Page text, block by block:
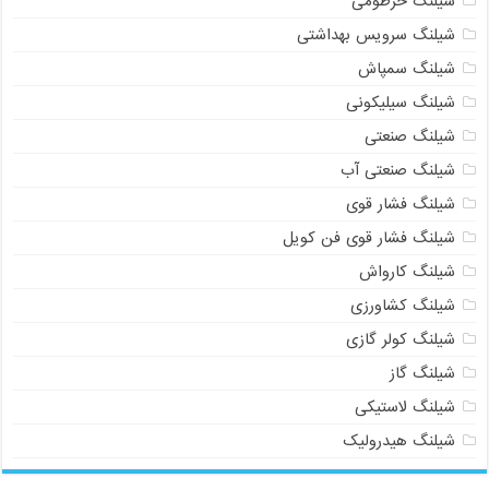
شیلنگ سرویس بهداشتی
شیلنگ سمپاش
شیلنگ سیلیکونی
شیلنگ صنعتی
شیلنگ صنعتی آب
شیلنگ فشار قوی
شیلنگ فشار قوی فن کویل
شیلنگ کارواش
شیلنگ کشاورزی
شیلنگ کولر گازی
شیلنگ گاز
شیلنگ لاستیکی
شیلنگ هیدرولیک